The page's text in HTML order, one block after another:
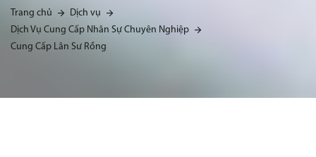
Trang chủ
Dịch vụ
Dịch Vụ Cung Cấp Nhân Sự Chuyên Nghiệp
Cung Cấp Lân Sư Rồng